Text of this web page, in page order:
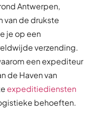
Antwerpen,
van de drukste
je op een
verzending.
een expediteur
de Haven van
expeditiediensten
behoeften.